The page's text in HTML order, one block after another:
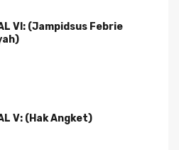
VI: (Jampidsus Febrie
V: (Hak Angket)